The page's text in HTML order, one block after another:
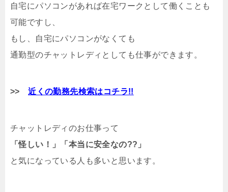
自宅にパソコンがあれば在宅ワークとして働くことも
可能ですし、
もし、自宅にパソコンがなくても
通勤型のチャットレディとしても仕事ができます。
>>近くの勤務先検索はコチラ!!
チャットレディのお仕事って
「怪しい！」「本当に安全なの??」
と気になっている人も多いと思います。